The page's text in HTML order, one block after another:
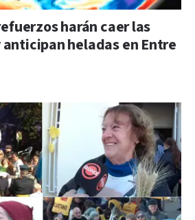
harán caer las
heladas en Entre